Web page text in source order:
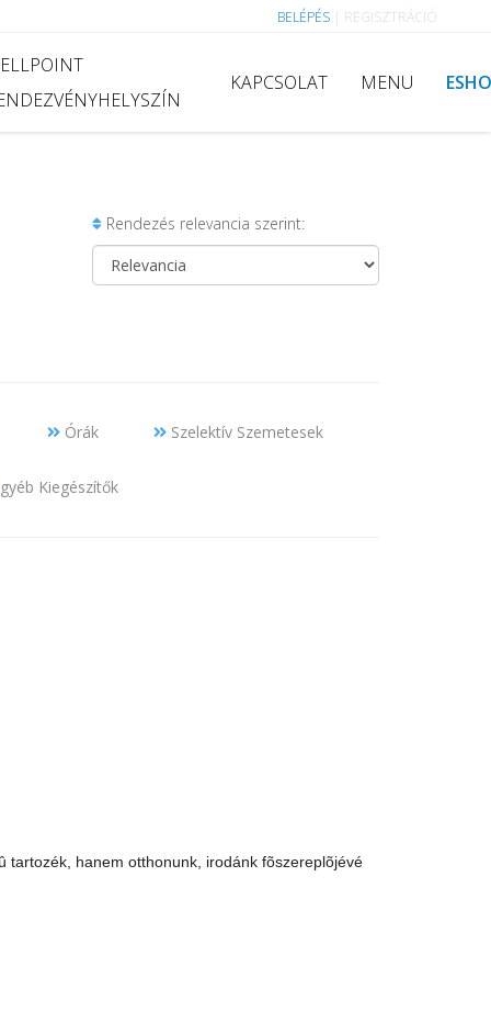
BELÉPÉS REGISZTRÁCIÓ
KAPCSOLAT MENU
Rendezés relevancia szerint:
Órák Szelektív Szemetesek
Kiegészítők
tartozék, hanem otthonunk, irodánk fõszereplõjévé